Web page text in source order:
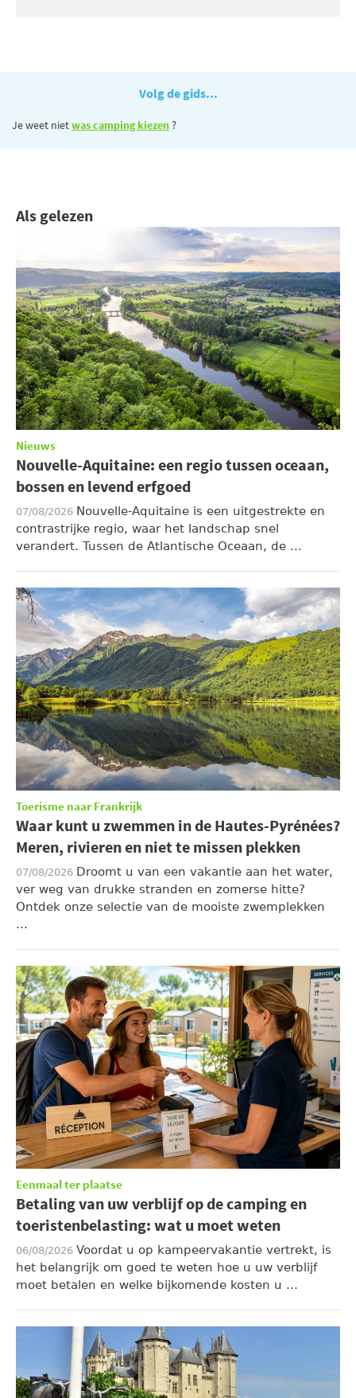
Volg de gids...
Je weet nietwas camping kiezen?
Als gelezen
Nieuws
Nouvelle-Aquitaine: een regio tussen oceaan,
bossen en levend erfgoed
07/08/2026 Nouvelle-Aquitaine is een uitgestrekte en
contrastrijke regio, waar het landschap snel
verandert. Tussen de Atlantische Oceaan, de ...
Toerisme naar Frankrijk
Waar kunt u zwemmen in de Hautes-Pyrénées?
Meren, rivieren en niet te missen plekken
07/08/2026 Droomt u van een vakantie aan het water,
ver weg van drukke stranden en zomerse hitte?
Ontdek onze selectie van de mooiste zwemplekken
...
Eenmaal ter plaatse
Betaling van uw verblijf op de camping en
toeristenbelasting: wat u moet weten
06/08/2026 Voordat u op kampeervakantie vertrekt, is
het belangrijk om goed te weten hoe u uw verblijf
moet betalen en welke bijkomende kosten u ...